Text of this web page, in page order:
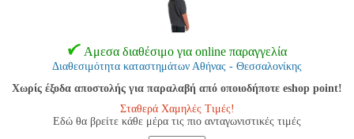
Αμεσα διαθέσιμο για online παραγγελία
Διαθεσιμότητα καταστημάτων Αθήνας - Θεσσαλονίκης
Χωρίς έξοδα αποστολής για παραλαβή από οποιοδήποτε eshop point!
Σταθερά Χαμηλές Τιμές!
Εδώ θα βρείτε κάθε μέρα τις πιο ανταγωνιστικές τιμές